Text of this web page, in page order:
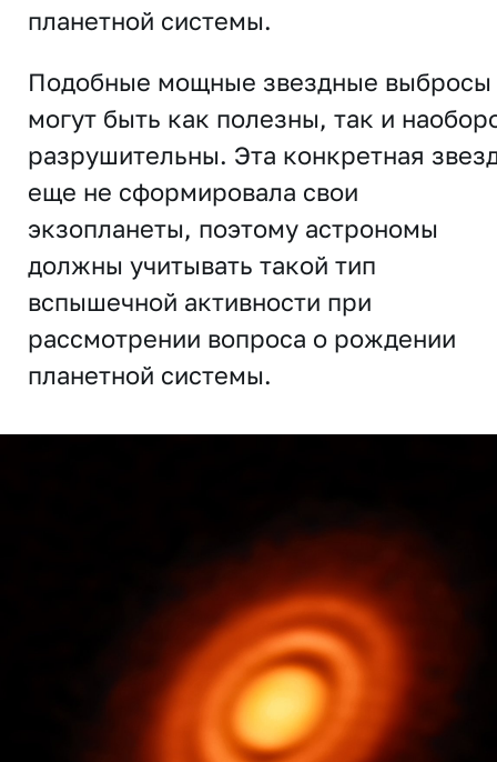
планетной системы.
Подобные мощные звездные выбросы
могут быть как полезны, так и
разрушительны. Эта конкретная
еще не сформировала свои
экзопланеты, поэтому астрономы
должны учитывать такой тип
вспышечной активности при
рассмотрении вопроса о рождении
планетной системы.